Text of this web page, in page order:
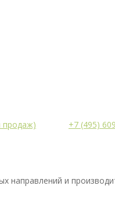
продаж)
+7 (495)
направлений и